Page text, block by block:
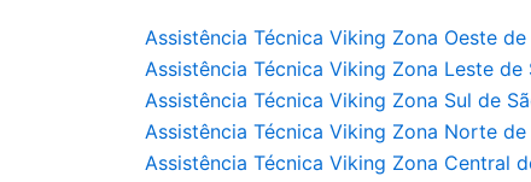
Assistência Técnica Viking Zona Oeste de
Assistência Técnica Viking Zona Leste de
Assistência Técnica Viking Zona Sul de
Assistência Técnica Viking Zona Norte de
Assistência Técnica Viking Zona Central